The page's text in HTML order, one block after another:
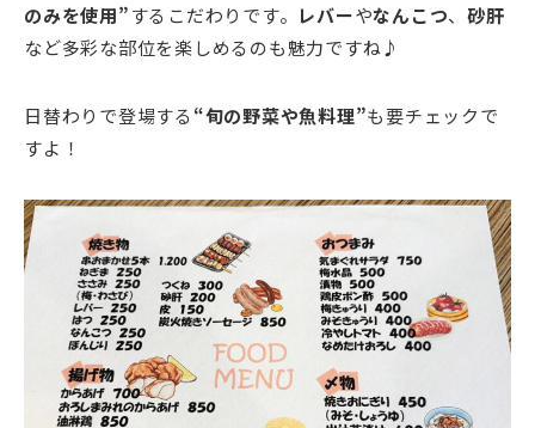
のみを使用”するこだわりです。 レバーやなんこつ、 砂肝
など多彩な部位を楽しめるのも魅力ですね♪
日替わりで登場する “旬の野菜や魚料理”も要チェックで
すよ！